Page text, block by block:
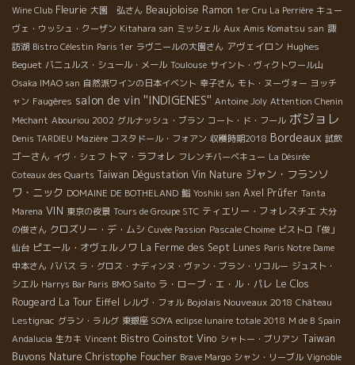
Wine Club Fleurie 大園 弘さん Beaujoloise Ramon 1er Cru La Perrière キュー
ヴェ・ウッシュ・クーザン Kitahara san ミッシェル Aux Amis Komatsu san 諏
訪湖 Bistro Célestin Paris 1er ラヴニールの大園さん アヴェイロン Hughes
Beguet バニュルス・シュール・メール Toulouse サイント・ヴィクトワール山
Osaka IMAO san 自然派ワインの日本イベント 幸子さん モト・ヌーヴォー ヨッチ
ャン Faugères salon de vin ''INDIGENES'' Antoine Joly Attention Chenin
Méchant Abouriou 2002 グルナッシュ・ブラン コート・ド・フール ボジョレ
Denis TARDIEU Mazière コスタドール・フォアン 収穫時期2018 Bordeaux 試飲
ゴーさん イヴ・シェフ トマ・ラフォレ フレンチバーベキュー La Désirée
Coteaux des Quarts Taiwan Dégustation Vin Nature ジャン・フランソ
ワ・ニック DOMAINE DE BOTHELAND 鮨 Yoshiki san Axel Prüfer Tanta
Marena VIN 東京の夜景 Tours de Groupe STC ティエリー・フォレスチエ 大分
の俊さん クロズリー・デ・ムシ Cuvée Passion Pascale Choime ビストロ「俊」
仙台 ピエール・オヴェルノワ La Ferme des Sept Lunes Paris Notre Dame
中本さん ババス ラ・グロス・ナディンヌ・ヴァン・ブラン・リコルー ジュスト・
シエル Harrys Bar Paris BMO Saito ラ・ローブ・エ・ル・パレ Le Clos
Rougeard La Tour Eiffel レルヴ・フォル Bojolais Nouveaux 2018 Château
Lestignac グラン・ラルグ 東銀座 SOYA eclipse lunaire totale 2018 M de B Spain
Andalucia 生カキ Vincent Bistro Coinstot Vino シャトー・ブリアン Taiwan
Buvons Nature Christophe Foucher Brave Margo シャン・リーブル Vignoble